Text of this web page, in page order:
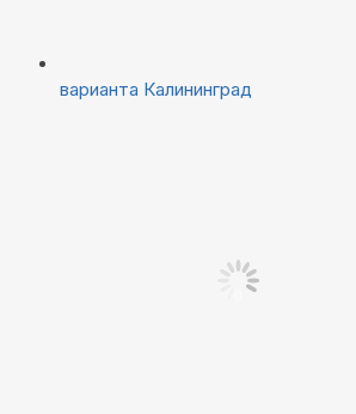
варианта Калининград